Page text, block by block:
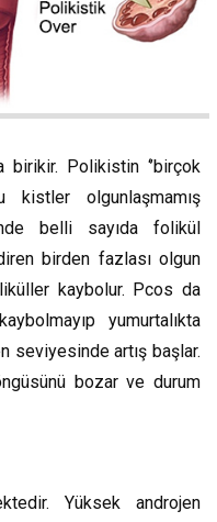
birikir. Polikistin ‘’birçok
kistler olgunlaşmamış
belli sayıda folikül
birden fazlası olgun
kaybolur. Pcos da
yumurtalıkta
seviyesinde artış başlar.
bozar ve durum
Yüksek androjen